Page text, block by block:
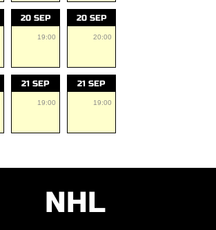
20 SEP
19:00
20 SEP
20:00
21 SEP
19:00
21 SEP
19:00
NHL